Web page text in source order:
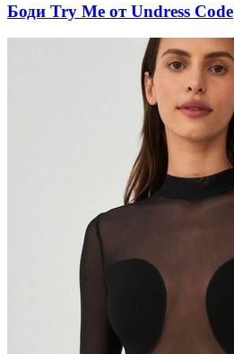
Боди Try Me от Undress Code